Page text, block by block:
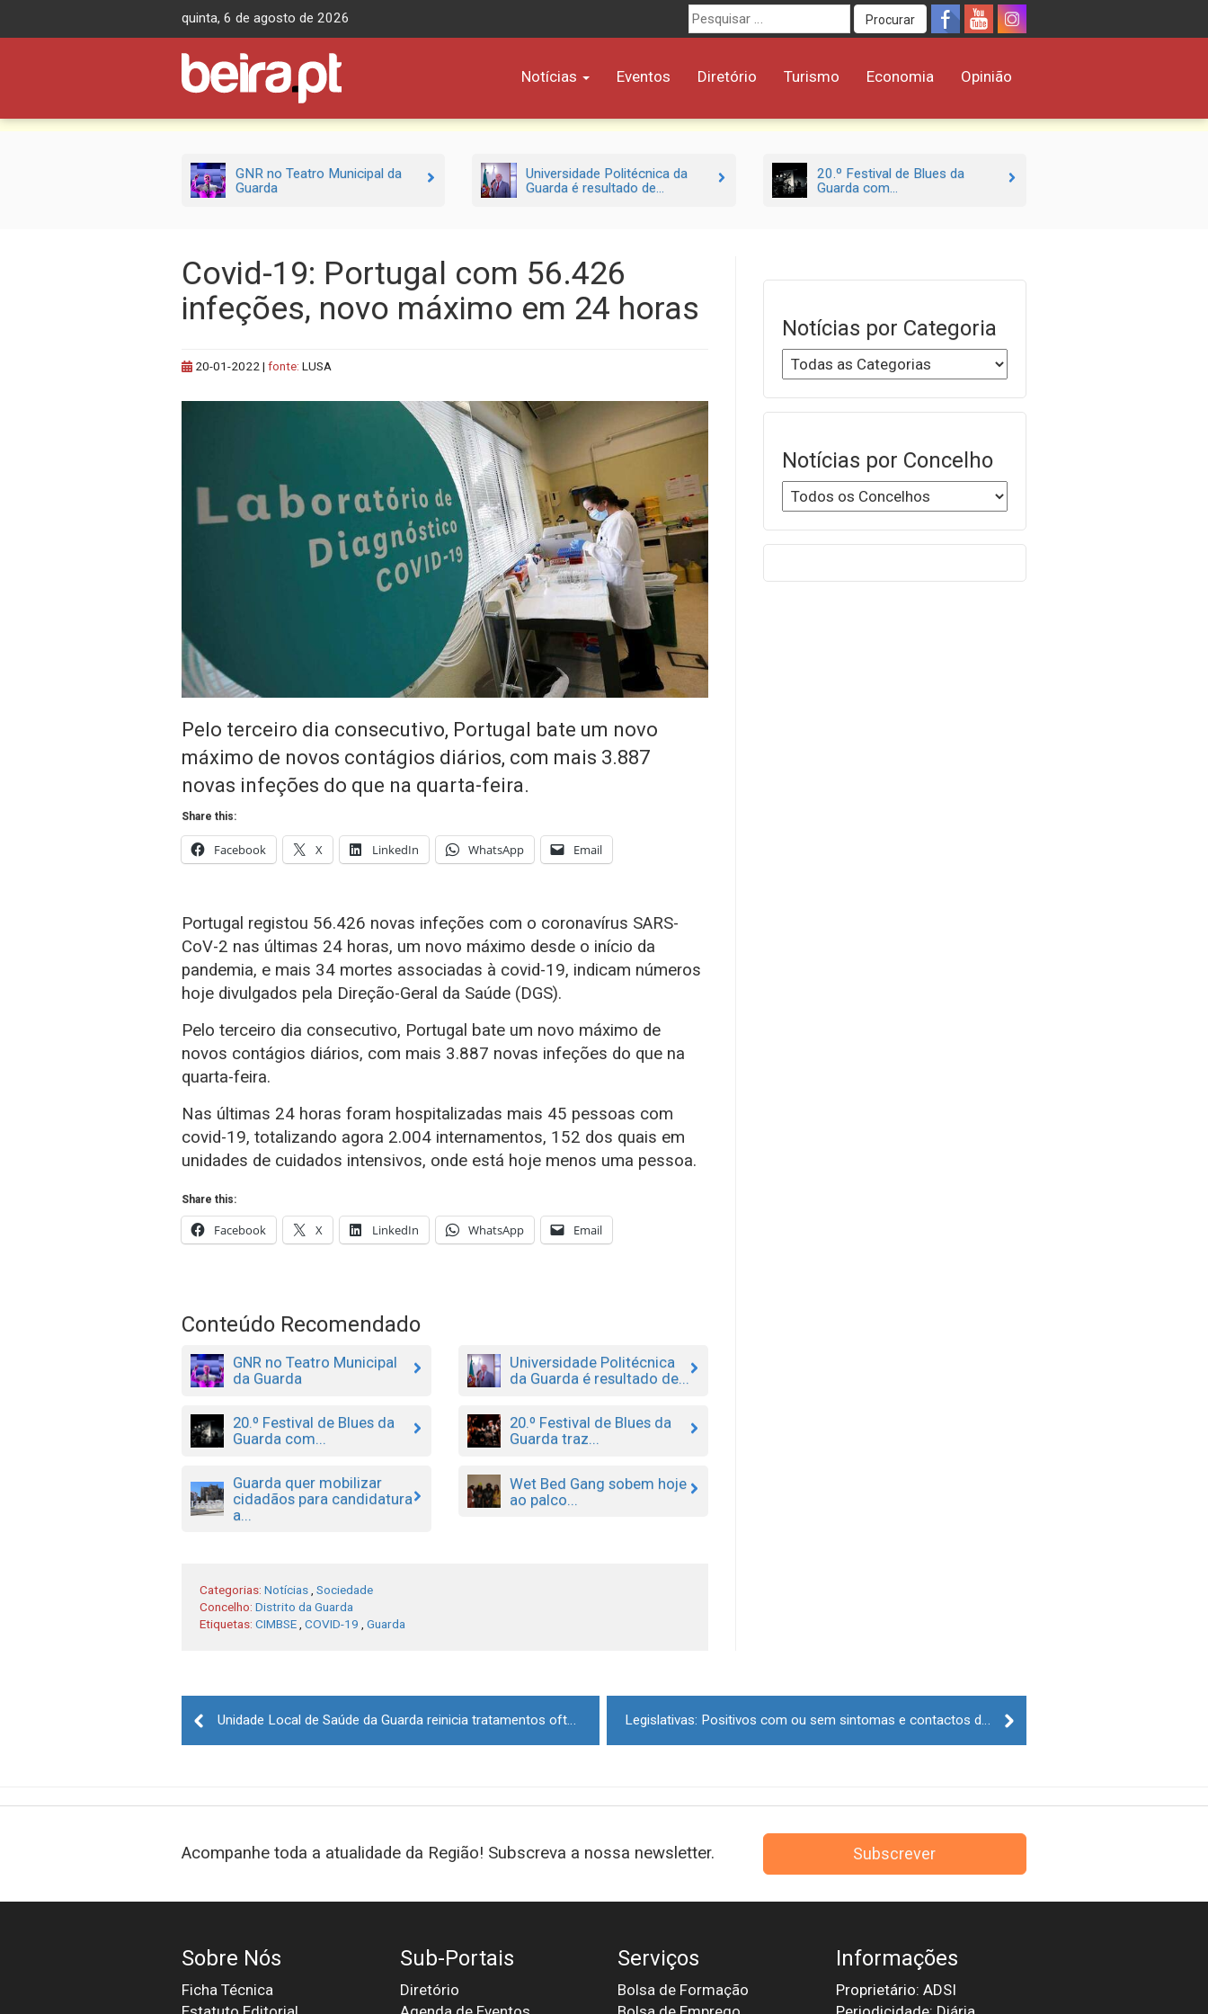
quinta, 6 de agosto de 2026
Procurar
por:
Procurar
Notícias Eventos Diretório Turismo Economia Opinião
GNR no Teatro Municipal da
Guarda
Universidade Politécnica da
Guarda é resultado de...
20.º Festival de Blues da
Guarda com...
Covid-19: Portugal com 56.426
infeções, novo máximo em 24 horas
20-01-2022| fonte: LUSA
Pelo terceiro dia consecutivo, Portugal bate um novo
máximo de novos contágios diários, com mais 3.887
novas infeções do que na quarta-feira.
Share this:
Facebook X LinkedIn WhatsApp Email
Portugal registou 56.426 novas infeções com o coronavírus SARS-
CoV-2 nas últimas 24 horas, um novo máximo desde o início da
pandemia, e mais 34 mortes associadas à covid-19, indicam números
hoje divulgados pela Direção-Geral da Saúde (DGS).
Pelo terceiro dia consecutivo, Portugal bate um novo máximo de
novos contágios diários, com mais 3.887 novas infeções do que na
quarta-feira.
Nas últimas 24 horas foram hospitalizadas mais 45 pessoas com
covid-19, totalizando agora 2.004 internamentos, 152 dos quais em
unidades de cuidados intensivos, onde está hoje menos uma pessoa.
Share this:
Facebook X LinkedIn WhatsApp Email
Conteúdo Recomendado
GNR no Teatro Municipal
da Guarda
Universidade Politécnica
da Guarda é resultado de...
20.º Festival de Blues da
Guarda com...
20.º Festival de Blues da
Guarda traz...
Guarda quer mobilizar
cidadãos para candidatura
a...
Wet Bed Gang sobem hoje
ao palco...
Categorias: Notícias Sociedade
Concelho: Distrito da Guarda
Etiquetas: CIMBSE COVID-19 Guarda
Notícias por Categoria
Notícias por Concelho
navigation
Unidade Local de Saúde da Guarda reinicia tratamentos oftalmológicos intravítreos Legislativas: Positivos com ou sem sintomas e contactos de risco podem sair para votar
Acompanhe toda a atualidade da Região! Subscreva a nossa newsletter. Subscrever
Sobre Nós
Ficha Técnica
Sub-Portais
Diretório
Serviços
Bolsa de Formação
Informações
Proprietário: ADSI